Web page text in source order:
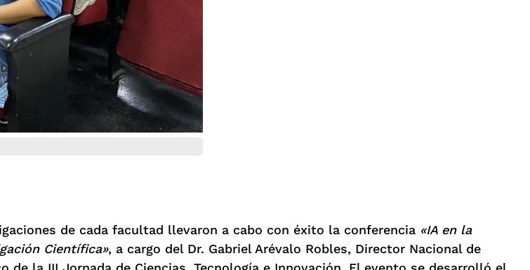
de cada facultad llevaron a cabo con éxito la conferencia «IA en la
Científica», a cargo del Dr. Gabriel Arévalo Robles, Director Nacional de